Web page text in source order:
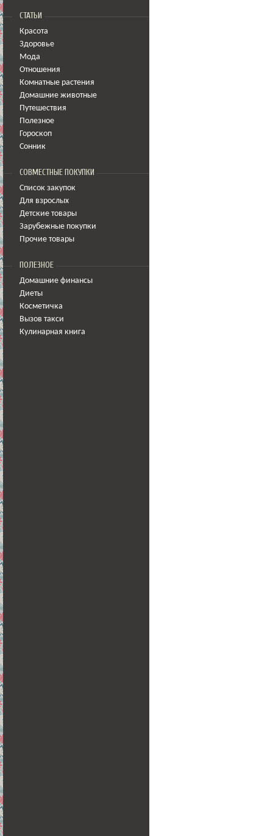
СТАТЬИ
Красота
Здоровье
Мода
Отношения
Комнатные растения
Домашние животные
Путешествия
Полезное
Гороскоп
Сонник
СОВМЕСТНЫЕ ПОКУПКИ
Список закупок
Для взрослых
Детские товары
Зарубежные покупки
Прочие товары
ПОЛЕЗНОЕ
Домашние финансы
Диеты
Косметичка
Вызов такси
Кулинарная книга